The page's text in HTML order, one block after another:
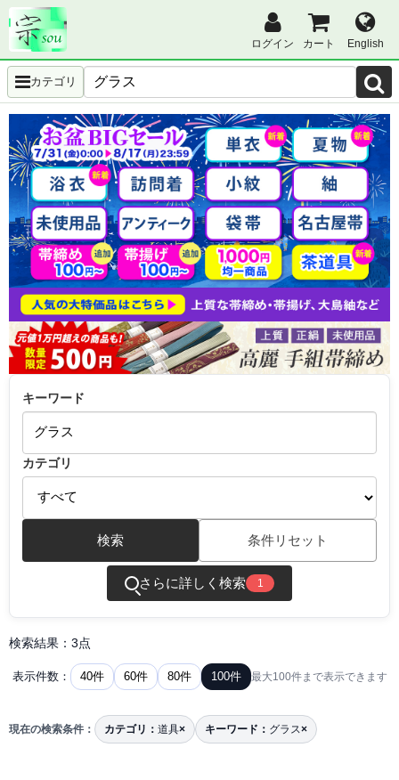
ログイン カート English
カテゴリ
キーワード
カテゴリ
検索 条件リセット
さらに詳しく検索 1
検索結果：3点
表示件数： 40件 60件 80件 100件 最大100件まで表示できます
現在の検索条件： カテゴリ： 道具× キーワード： グラス×